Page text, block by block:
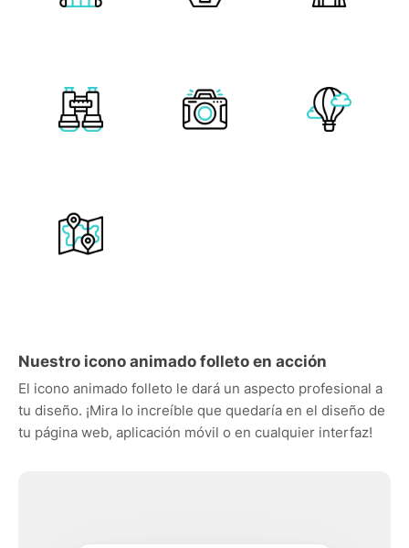
Nuestro icono animado folleto en acción
El icono animado folleto le dará un aspecto profesional a
tu diseño. ¡Mira lo increíble que quedaría en el diseño de
tu página web, aplicación móvil o en cualquier interfaz!